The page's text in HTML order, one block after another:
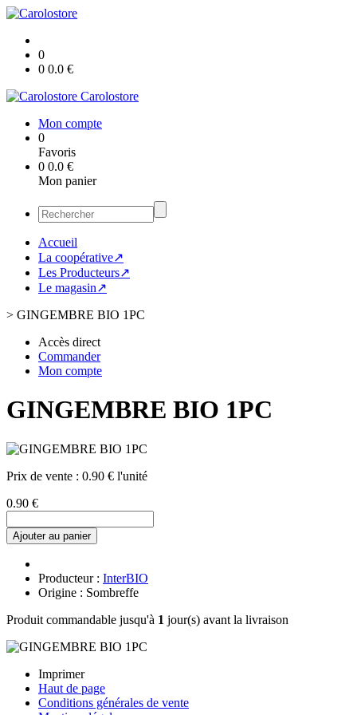
0
0 0.0 €
Carolostore
Mon compte
0
Favoris
0 0.0 €
Mon panier
Accueil
La coopérative↗
Les Producteurs↗
Le magasin↗
> GINGEMBRE BIO 1PC
Accès direct
Commander
Mon compte
GINGEMBRE BIO 1PC
Prix de vente : 0.90 € l'unité
0.90 €
Ajouter au panier
Producteur : InterBIO
Origine : Sombreffe
Produit commandable jusqu'à 1 jour(s) avant la livraison
Imprimer
Haut de page
Conditions générales de vente